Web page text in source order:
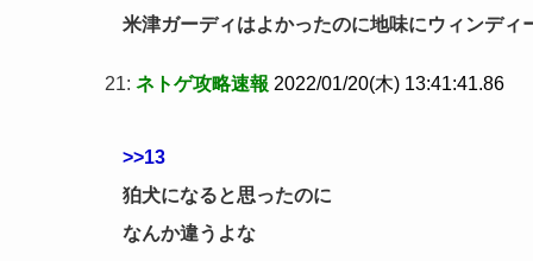
米津ガーディはよかったのに地味にウィンディ
21: ネトゲ攻略速報 2022/01/20(木) 13:41:41.86
>>13
狛犬になると思ったのに
なんか違うよな